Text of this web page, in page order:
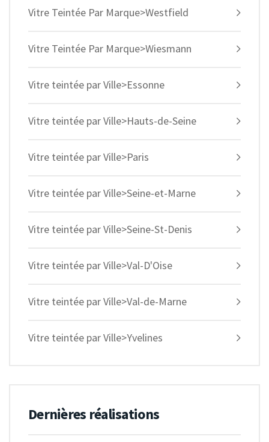
Vitre Teintée Par Marque>Westfield
Vitre Teintée Par Marque>Wiesmann
Vitre teintée par Ville>Essonne
Vitre teintée par Ville>Hauts-de-Seine
Vitre teintée par Ville>Paris
Vitre teintée par Ville>Seine-et-Marne
Vitre teintée par Ville>Seine-St-Denis
Vitre teintée par Ville>Val-D'Oise
Vitre teintée par Ville>Val-de-Marne
Vitre teintée par Ville>Yvelines
Dernières réalisations